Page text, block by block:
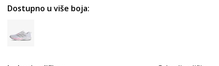
Dostupno u više boja: